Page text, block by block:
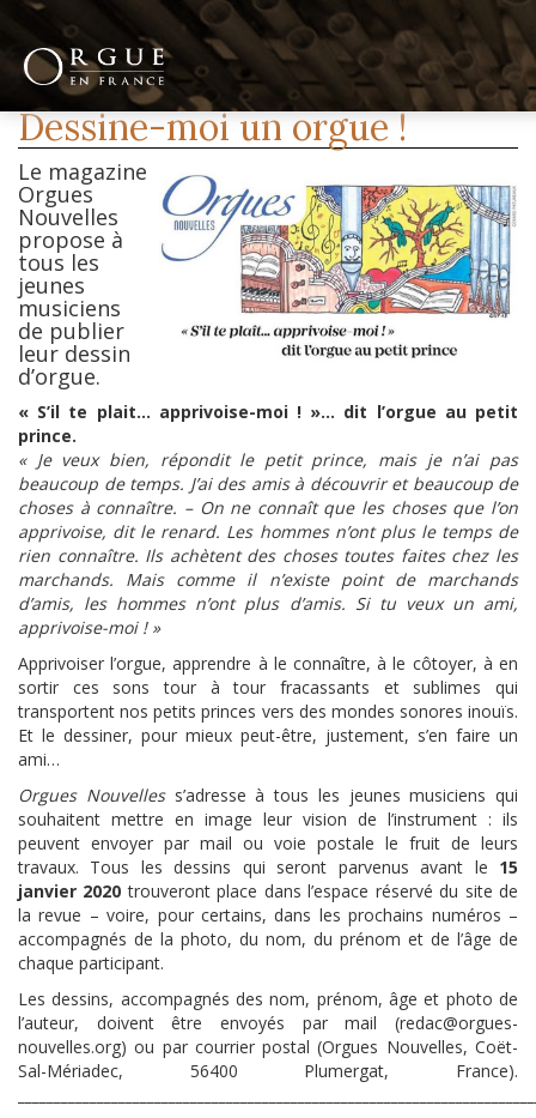
Dessine-moi un orgue !
Le magazine
Orgues
Nouvelles
propose à
tous les
jeunes
musiciens
de publier
leur dessin
d’orgue.
« S’il te plait… apprivoise-moi ! »… dit l’orgue au petit
prince.
« Je veux bien, répondit le petit prince, mais je n’ai pas
beaucoup de temps. J’ai des amis à découvrir et beaucoup de
choses à connaître. – On ne connaît que les choses que l’on
apprivoise, dit le renard. Les hommes n’ont plus le temps de
rien connaître. Ils achètent des choses toutes faites chez les
marchands. Mais comme il n’existe point de marchands
d’amis, les hommes n’ont plus d’amis. Si tu veux un ami,
apprivoise-moi ! »
Apprivoiser l’orgue, apprendre à le connaître, à le côtoyer, à en
sortir ces sons tour à tour fracassants et sublimes qui
transportent nos petits princes vers des mondes sonores inouïs.
Et le dessiner, pour mieux peut-être, justement, s’en faire un
ami…
Orgues Nouvelless’adresse à tous les jeunes musiciens qui
souhaitent mettre en image leur vision de l’instrument : ils
peuvent envoyer par mail ou voie postale le fruit de leurs
travaux. Tous les dessins qui seront parvenus avant le 15
janvier 2020 trouveront place dans l’espace réservé du site de
la revue – voire, pour certains, dans les prochains numéros –
accompagnés de la photo, du nom, du prénom et de l’âge de
chaque participant.
Les dessins, accompagnés des nom, prénom, âge et photo de
l’auteur, doivent être envoyés par mail (redac@orgues-
nouvelles.org) ou par courrier postal (Orgues Nouvelles, Coët-
Sal-Mériadec, 56400 Plumergat, France).